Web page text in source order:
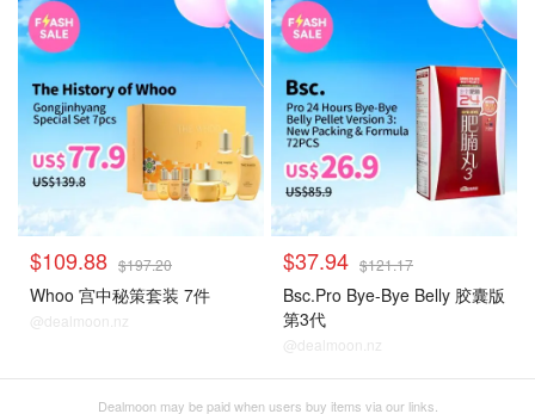
大牌秒杀
$109.88 $197.20
Whoo 宫中秘策套装 7件
@dealmoon.nz
大牌秒杀
$37.94 $121.17
Bsc.Pro Bye-Bye Belly 胶囊版
第3代
@dealmoon.nz
Dealmoon may be paid when users buy items via our links.